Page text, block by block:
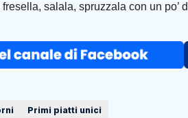
fresella, salala, spruzzala con un po’
Primi piatti unici